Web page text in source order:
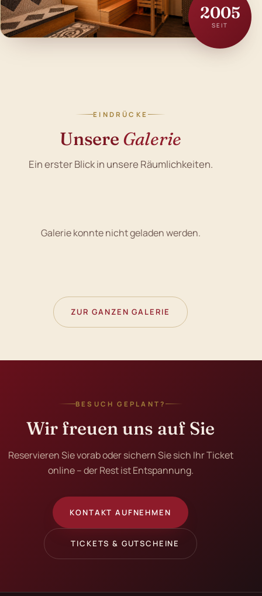
2005
SEIT
EINDRÜCKE
Unsere Galerie
Ein erster Blick in unsere Räumlichkeiten.
Galerie konnte nicht geladen werden.
ZUR GANZEN GALERIE
BESUCH GEPLANT?
Wir freuen uns auf Sie
Reservieren Sie vorab oder sichern Sie sich Ihr Ticket
online – der Rest ist Entspannung.
KONTAKT AUFNEHMEN
TICKETS & GUTSCHEINE